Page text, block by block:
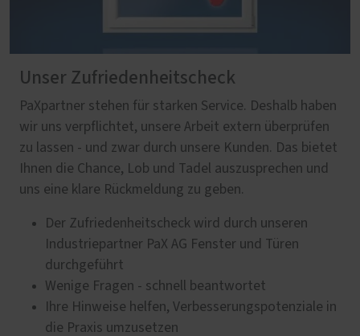
Unser Zufriedenheitscheck
PaXpartner stehen für starken Service. Deshalb haben
wir uns verpflichtet, unsere Arbeit extern überprüfen
zu lassen - und zwar durch unsere Kunden. Das bietet
Ihnen die Chance, Lob und Tadel auszusprechen und
uns eine klare Rückmeldung zu geben.
Der Zufriedenheitscheck wird durch unseren
Industriepartner PaX AG Fenster und Türen
durchgeführt
Wenige Fragen - schnell beantwortet
Ihre Hinweise helfen, Verbesserungspotenziale in
die Praxis umzusetzen